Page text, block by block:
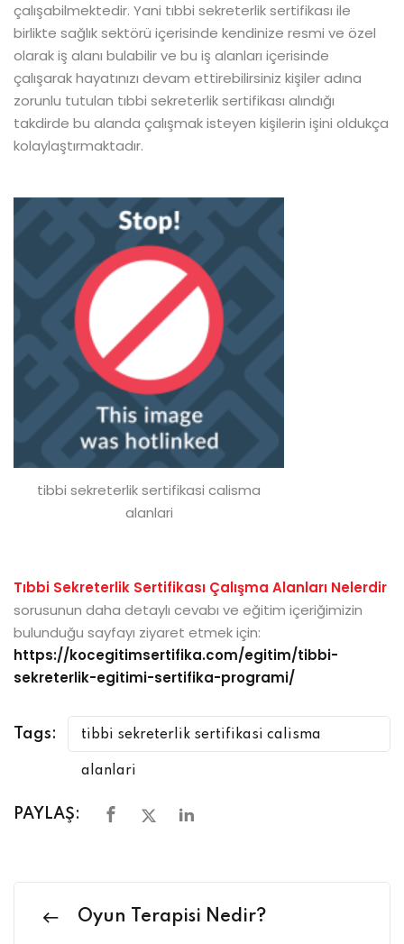
çalışabilmektedir. Yani tıbbi sekreterlik sertifikası ile
birlikte sağlık sektörü içerisinde kendinize resmi ve özel
olarak iş alanı bulabilir ve bu iş alanları içerisinde
çalışarak hayatınızı devam ettirebilirsiniz kişiler adına
zorunlu tutulan tıbbi sekreterlik sertifikası alındığı
takdirde bu alanda çalışmak isteyen kişilerin işini oldukça
kolaylaştırmaktadır.
tibbi sekreterlik sertifikasi calisma
alanlari
Tıbbi Sekreterlik Sertifikası Çalışma Alanları Nelerdir
sorusunun daha detaylı cevabı ve eğitim içeriğimizin
bulunduğu sayfayı ziyaret etmek için:
https://kocegitimsertifika.com/egitim/tibbi-
sekreterlik-egitimi-sertifika-programi/
Tags: tibbi sekreterlik sertifikasi calisma
alanlari
PAYLAŞ:
Oyun Terapisi Nedir?